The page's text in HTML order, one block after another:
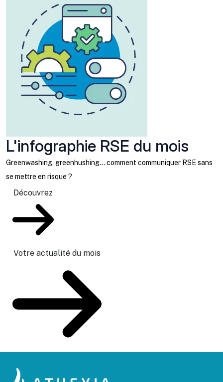
L'infographie RSE du mois
Greenwashing, greenhushing… comment communiquer RSE sans
se mettre en risque ?
Découvrez
Votre actualité du mois